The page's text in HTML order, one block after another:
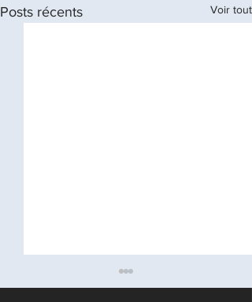
Posts récents Voir tout